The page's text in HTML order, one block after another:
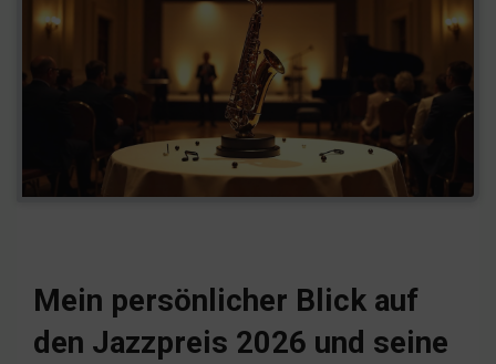
Mein persönlicher Blick auf
den Jazzpreis 2026 und seine